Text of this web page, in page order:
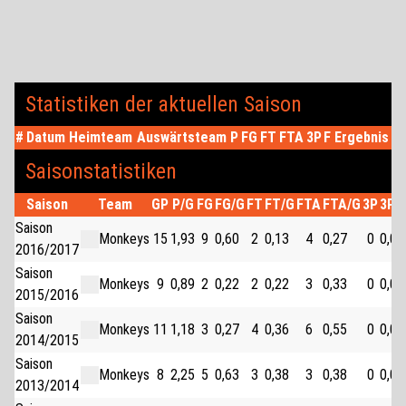
Statistiken der aktuellen Saison
# Datum Heimteam Auswärtsteam P FG FT FTA 3PF Ergebnis
Saisonstatistiken
Saison Team GP P/G FG FG/G FT FT/G FTA FTA/G 3P3P/
Saison
2016/2017
Monkeys 15 1,93 9 0,60 2 0,13 4 0,27 0 0,00
Saison
2015/2016
Monkeys 9 0,89 2 0,22 2 0,22 3 0,33 0 0,00
Saison
2014/2015
Monkeys 11 1,18 3 0,27 4 0,36 6 0,55 0 0,00
Saison
2013/2014
Monkeys 8 2,25 5 0,63 3 0,38 3 0,38 0 0,00